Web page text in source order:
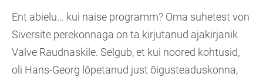
Ent abielu… kui naise programm? Oma suhetest von
Siversite perekonnaga on ta kirjutanud ajakirjanik
Valve Raudnaskile. Selgub, et kui noored kohtusid,
oli Hans-Georg lõpetanud just õigusteaduskonna,